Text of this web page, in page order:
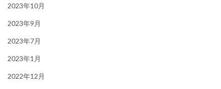
2023年10月
2023年9月
2023年7月
2023年1月
2022年12月